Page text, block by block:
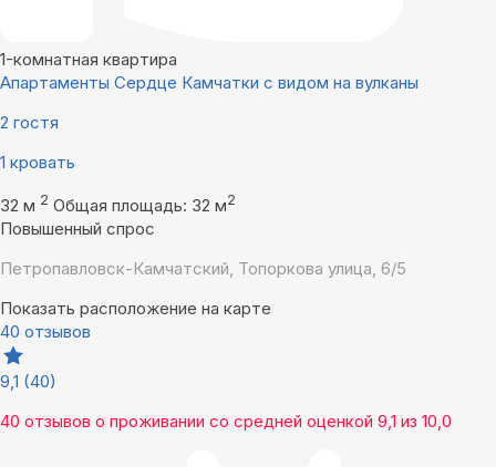
1-комнатная квартира
Апартаменты Сердце Камчатки с видом на вулканы
2 гостя
1 кровать
32 м 2 Общая площадь: 32 м2
Повышенный спрос
Петропавловск-Камчатский, Топоркова улица, 6/5
Показать расположение на карте
40 отзывов
9,1 (40)
40 отзывов о проживании со средней оценкой 9,1 из 10,0